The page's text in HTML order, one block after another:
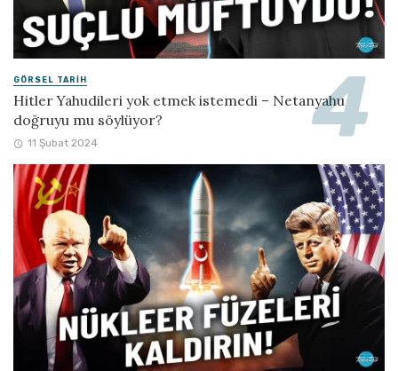
GÖRSEL TARIH
Hitler Yahudileri yok etmek istemedi – Netanyahu
doğruyu mu söylüyor?
11 Şubat 2024